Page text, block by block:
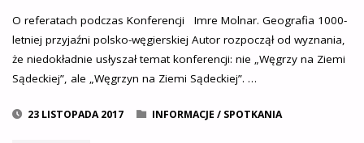
O referatach podczas Konferencji Imre Molnar. Geografia 1000-
letniej przyjaźni polsko-węgierskiej Autor rozpoczął od wyznania,
że niedokładnie usłyszał temat konferencji: nie „Węgrzy na Ziemi
Sądeckiej”, ale „Węgrzyn na Ziemi Sądeckiej”. …
23 LISTOPADA 2017 INFORMACJE / SPOTKANIA